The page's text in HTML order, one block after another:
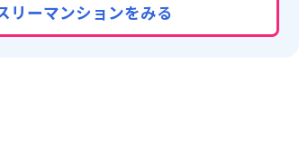
リーマンションをみる